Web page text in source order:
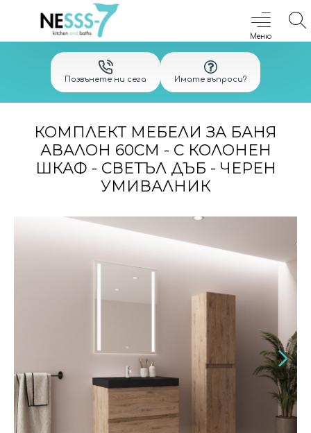
Позвънете ни сега Имате въпроси?
КОМПЛЕКТ МЕБЕЛИ ЗА БАНЯ
АВАЛОН 60СМ - С КОЛОНЕН
ШКАФ - СВЕТЪЛ ДЪБ - ЧЕРЕН
УМИВАЛНИК